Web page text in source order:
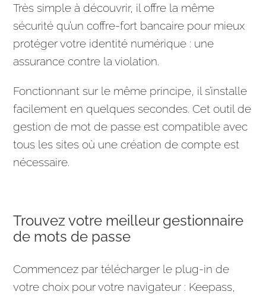
Très simple à découvrir, il offre la même
sécurité qu’un coffre-fort bancaire pour mieux
protéger votre identité numérique : une
assurance contre la violation.
Fonctionnant sur le même principe, il s’installe
facilement en quelques secondes. Cet outil de
gestion de mot de passe est compatible avec
tous les sites où une création de compte est
nécessaire.
Trouvez votre meilleur gestionnaire
de mots de passe
Commencez par télécharger le plug-in de
votre choix pour votre navigateur : Keepass,